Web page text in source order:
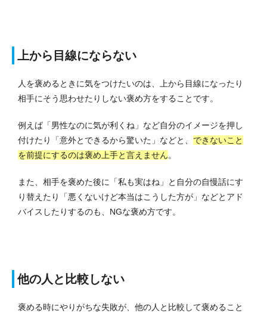
上から目線にならない
人を褒めるときに気をつけたいのは、上から目線になったり
相手にそう思わせたりしない褒め方をすることです。
例えば「男性なのに気が利くね」など自分のイメージを押し
付けたり「意外とできるから驚いた」などと、 できないこと
を前提にするのは褒め上手と言えません。
また、相手を褒めた後に「私も実はね」と自分の自慢話にす
り替えたり「悪くないけど本当はこうした方が」などとアド
バイスしたりするのも、NGな褒め方です。
他の人と比較しない
褒める時にやりがちな失敗が、他の人と比較して褒めること